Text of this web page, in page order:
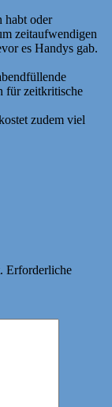
habt oder
zeitaufwendigen
es Handys gab.
für zeitkritische
zudem viel
Erforderliche